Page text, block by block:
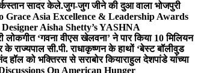
सादर केले.जुग-जुग जीने की दुआ वाला भोजपुरी
Grace Asia Excellence & Leadership Awards
Aisha Shetty’s YASHNA
लोकगीत ‘गवना वीएस खेलवना’ ने पार किया 10 मिलियन
राज्यपाल सी.पी. राधाकृष्णन के हाथों ‘बेस्ट बॉलीवुड
हॉल को भक्तिरस से सराबोर कियाराहुल देशपांडे यांच्या
On American Hunger